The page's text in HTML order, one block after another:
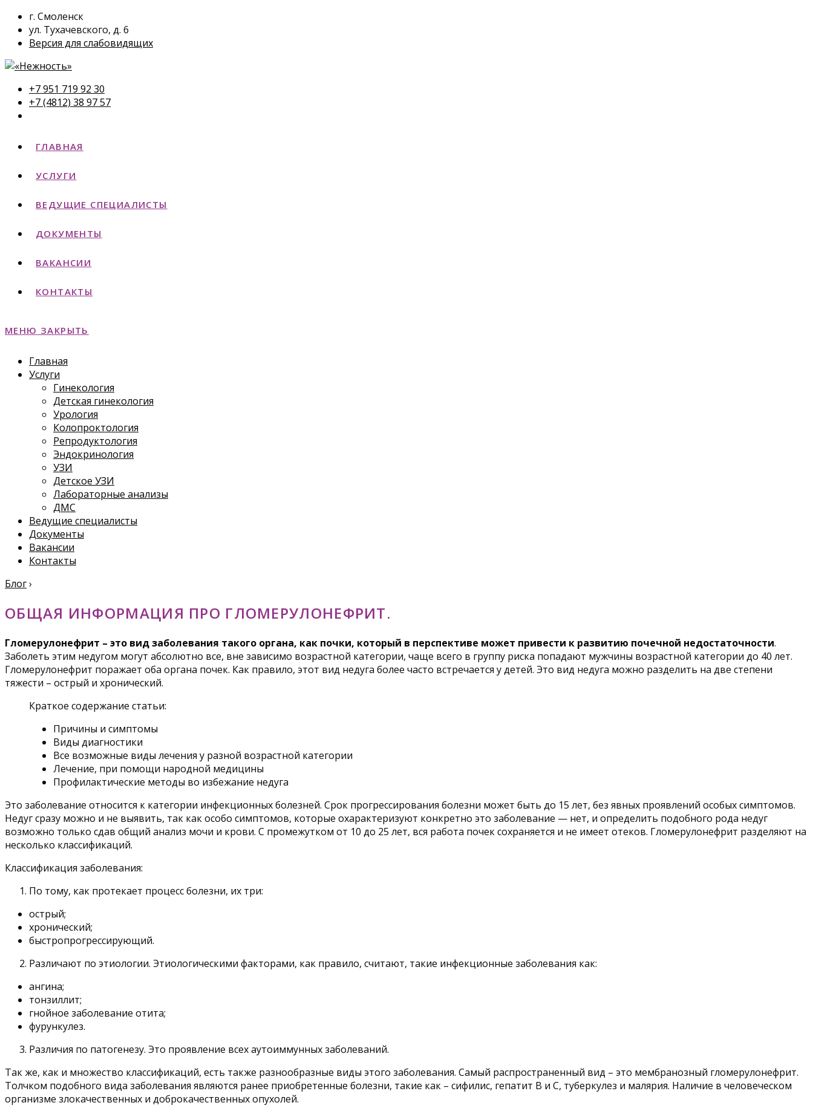
г. Смоленск
ул. Тухачевского, д. 6
Версия для слабовидящих
+7 951 719 92 30
+7 (4812) 38 97 57
ГЛАВНАЯ
УСЛУГИ
ВЕДУЩИЕ СПЕЦИАЛИСТЫ
ДОКУМЕНТЫ
ВАКАНСИИ
КОНТАКТЫ
МЕНЮ ЗАКРЫТЬ
Главная
Услуги
Гинекология
Детская гинекология
Урология
Колопроктология
Репродуктология
Эндокринология
УЗИ
Детское УЗИ
Лабораторные анализы
ДМС
Ведущие специалисты
Документы
Вакансии
Контакты
Блог›
ОБЩАЯ ИНФОРМАЦИЯ ПРО ГЛОМЕРУЛОНЕФРИТ.
Гломерулонефрит – это вид заболевания такого органа, как почки, который в перспективе может привести к развитию почечной недостаточности.
Заболеть этим недугом могут абсолютно все, вне зависимо возрастной категории, чаще всего в группу риска попадают мужчины возрастной категории до 40 лет.
Гломерулонефрит поражает оба органа почек. Как правило, этот вид недуга более часто встречается у детей. Это вид недуга можно разделить на две степени
тяжести – острый и хронический.
Краткое содержание статьи:
Причины и симптомы
Виды диагностики
Все возможные виды лечения у разной возрастной категории
Лечение, при помощи народной медицины
Профилактические методы во избежание недуга
Это заболевание относится к категории инфекционных болезней. Срок прогрессирования болезни может быть до 15 лет, без явных проявлений особых симптомов.
Недуг сразу можно и не выявить, так как особо симптомов, которые охарактеризуют конкретно это заболевание — нет, и определить подобного рода недуг
возможно только сдав общий анализ мочи и крови. С промежутком от 10 до 25 лет, вся работа почек сохраняется и не имеет отеков. Гломерулонефрит разделяют на
несколько классификаций.
Классификация заболевания:
По тому, как протекает процесс болезни, их три:
острый;
хронический;
быстропрогрессирующий.
Различают по этиологии. Этиологическими факторами, как правило, считают, такие инфекционные заболевания как:
ангина;
тонзиллит;
гнойное заболевание отита;
фурункулез.
Различия по патогенезу. Это проявление всех аутоиммунных заболеваний.
Так же, как и множество классификаций, есть также разнообразные виды этого заболевания. Самый распространенный вид – это мембранозный гломерулонефрит.
Толчком подобного вида заболевания являются ранее приобретенные болезни, такие как – сифилис, гепатит В и С, туберкулез и малярия. Наличие в человеческом
организме злокачественных и доброкачественных опухолей.